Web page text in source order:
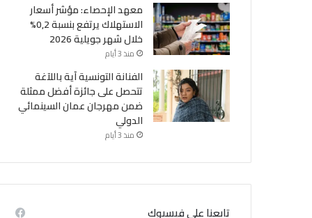
معهد الإحصاء: مؤشر أسعار
الاستهلاك يرتفع بنسبة 0,2%
خلال شهر جويلية 2026
منذ 3 أيام
الفنانة التونسية آية باللآغة
تتحصل على جائزة أفضل ممثلة
ضمن مهرجان عمان السينمائي
الدولي
منذ 3 أيام
تابعنا على فيسبوك